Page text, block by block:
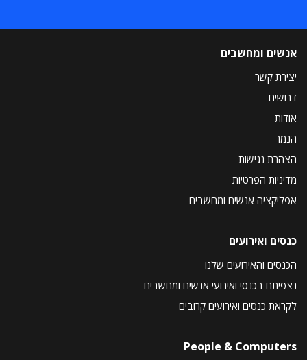
אנשים ומחשבים
יצירת קשר
דרושים
אודות
הנמר
הצהרת נגישות
מדיניות הפרטיות
אפליקציה אנשים ומחשבים
כנסים ואירועים
הכנסים והאירועים שלנו
נצפיתם בכנסי ואירועי אנשים ומחשבים
לקראת כנסים ואירועים קרובים
People & Computers